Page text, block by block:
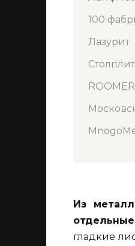
100
Лазурит
Столплит
ROOMER
Из
гладкие